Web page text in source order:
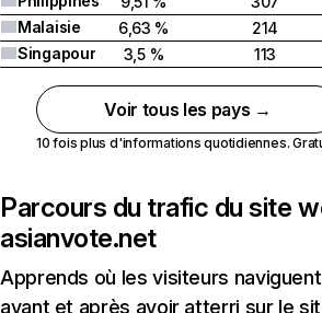
Malaisie
6,63 %
214
Singapour
3,5 % 113
Voir tous les pays →
10 fois plus d'informations quotidiennes.
Parcours du trafic du site
asianvote.net
Apprends où les visiteurs naviguent
avant et après avoir atterri sur le